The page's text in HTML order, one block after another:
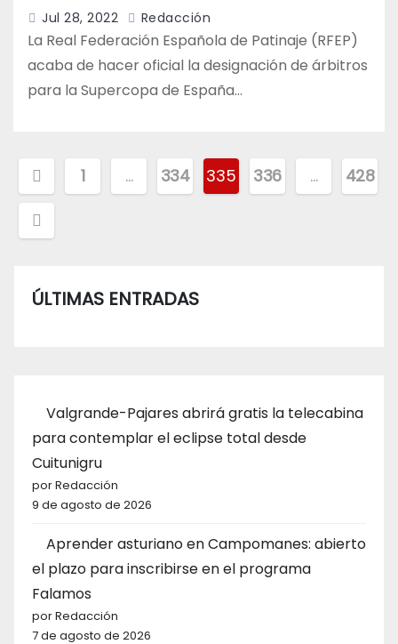
Jul 28, 2022 Redacción
La Real Federación Española de Patinaje (RFEP)
acaba de hacer oficial la designación de árbitros
para la Supercopa de España…
Paginación
de
entradas
1 … 334 335 336 … 428
ÚLTIMAS ENTRADAS
Valgrande-Pajares abrirá gratis la telecabina
para contemplar el eclipse total desde
Cuitunigru
por Redacción
9 de agosto de 2026
Aprender asturiano en Campomanes: abierto
el plazo para inscribirse en el programa
Falamos
por Redacción
7 de agosto de 2026